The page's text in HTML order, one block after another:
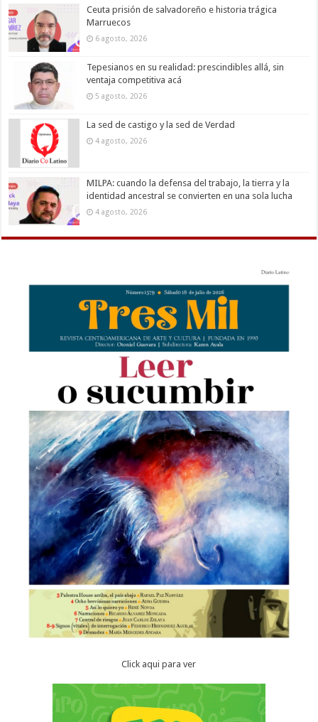
Ceuta prisión de salvadoreño e historia trágica
Marruecos
6 agosto, 2026
Tepesianos en su realidad: prescindibles allá, sin
ventaja competitiva acá
5 agosto, 2026
La sed de castigo y la sed de Verdad
4 agosto, 2026
MILPA: cuando la defensa del trabajo, la tierra y la
identidad ancestral se convierten en una sola lucha
4 agosto, 2026
Click aqui para ver